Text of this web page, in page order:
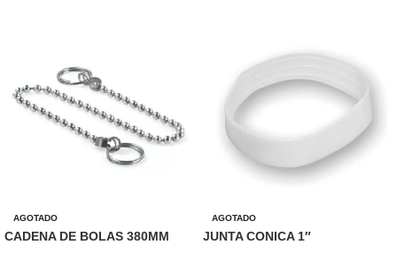
AGOTADO
CADENA DE BOLAS 380MM
AGOTADO
JUNTA CONICA 1″